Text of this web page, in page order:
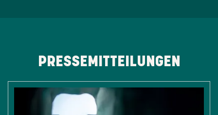
PRESSEMITTEILUNGEN